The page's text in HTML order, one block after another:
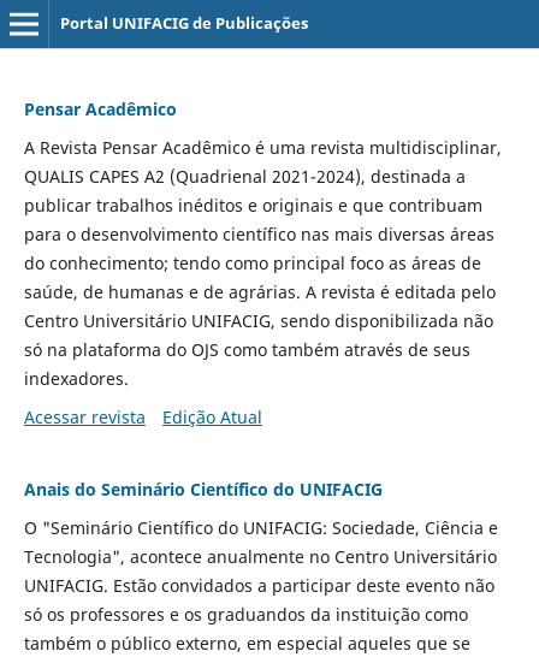
Portal UNIFACIG de Publicações
Pensar Acadêmico
A Revista Pensar Acadêmico é uma revista multidisciplinar,
QUALIS CAPES A2 (Quadrienal 2021-2024), destinada a
publicar trabalhos inéditos e originais e que contribuam
para o desenvolvimento científico nas mais diversas áreas
do conhecimento; tendo como principal foco as áreas de
saúde, de humanas e de agrárias. A revista é editada pelo
Centro Universitário UNIFACIG, sendo disponibilizada não
só na plataforma do OJS como também através de seus
indexadores.
Acessar revista
Edição Atual
Anais do Seminário Científico do UNIFACIG
O "Seminário Científico do UNIFACIG: Sociedade, Ciência e
Tecnologia", acontece anualmente no Centro Universitário
UNIFACIG. Estão convidados a participar deste evento não
só os professores e os graduandos da instituição como
também o público externo, em especial aqueles que se